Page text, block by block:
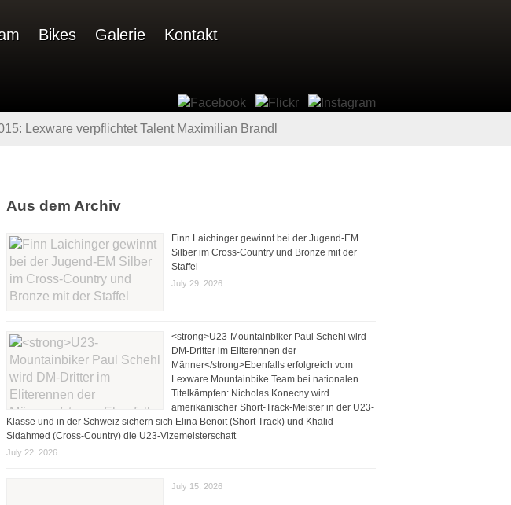
Bikes Galerie Kontakt
Lexware verpflichtet Talent Maximilian Brandl
Aus dem Archiv
Finn Laichinger gewinnt bei der Jugend-EM
Silber im Cross-Country und Bronze mit der
Staffel
July 29, 2026
<strong>U23-Mountainbiker Paul Schehl wird
DM-Dritter im Eliterennen der
Männer</strong>Ebenfalls erfolgreich vom
Lexware Mountainbike Team bei nationalen
Titelkämpfen: Nicholas Konecny wird
amerikanischer Short-Track-Meister in der U23-
Klasse und in der Schweiz sichern sich Elina Benoit (Short Track) und Khalid
Sidahmed (Cross-Country) die U23-Vizemeisterschaft
July 22, 2026
July 15, 2026